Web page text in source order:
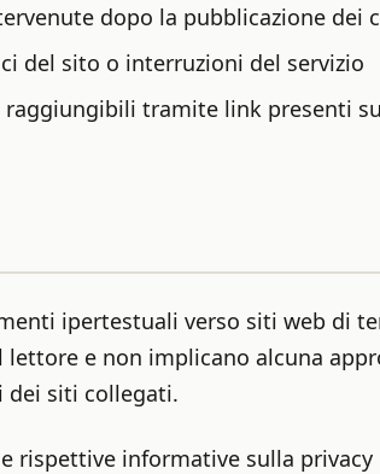
dopo la pubblicazione dei
del sito o interruzioni del servizio
tramite link presenti
ipertestuali verso siti web di
e non implicano alcuna
dei siti collegati.
rispettive informative sulla